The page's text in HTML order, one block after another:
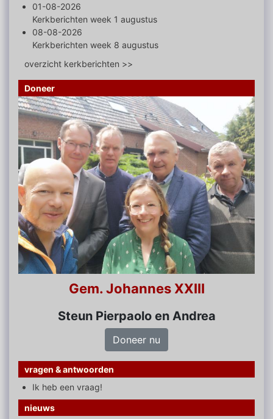
01-08-2026
Kerkberichten week 1 augustus
08-08-2026
Kerkberichten week 8 augustus
overzicht kerkberichten >>
Doneer
Gem. Johannes XXIII
Steun Pierpaolo en Andrea
Doneer nu
vragen & antwoorden
Ik heb een vraag!
nieuws